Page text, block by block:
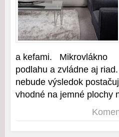
a kefami.
podlahu a zvládne aj
nebude výsledok
vhodné na jemné plochy